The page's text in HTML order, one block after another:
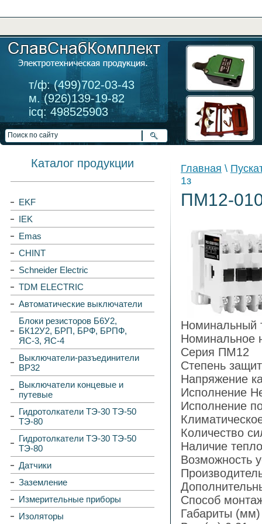
т/ф: (499)702-03-43
м. (926)139-19-82
icq: 498525903
Каталог продукции
EKF
IEK
Emas
CHINT
Schneider Electric
TDM ELECTRIC
Автоматические выключатели
Блоки резисторов Б6У2,
БК12У2, БРП, БРФ, БРПФ,
ЯС-3, ЯС-4
Выключатели-разъединители
ВР32
Выключатели концевые и
путевые
Гидротолкатели ТЭ-30 ТЭ-50
ТЭ-80
Гидротолкатели ТЭ-30 ТЭ-50
ТЭ-80
Датчики
Заземление
Измерительные приборы
Изоляторы
Главная \
1з
ПМ12-
Номинальный
Номинальное
Серия ПМ12
Степень
Напряжение
Исполнение
Исполнение
Количество
Наличие
Возможность
Способ
Габариты